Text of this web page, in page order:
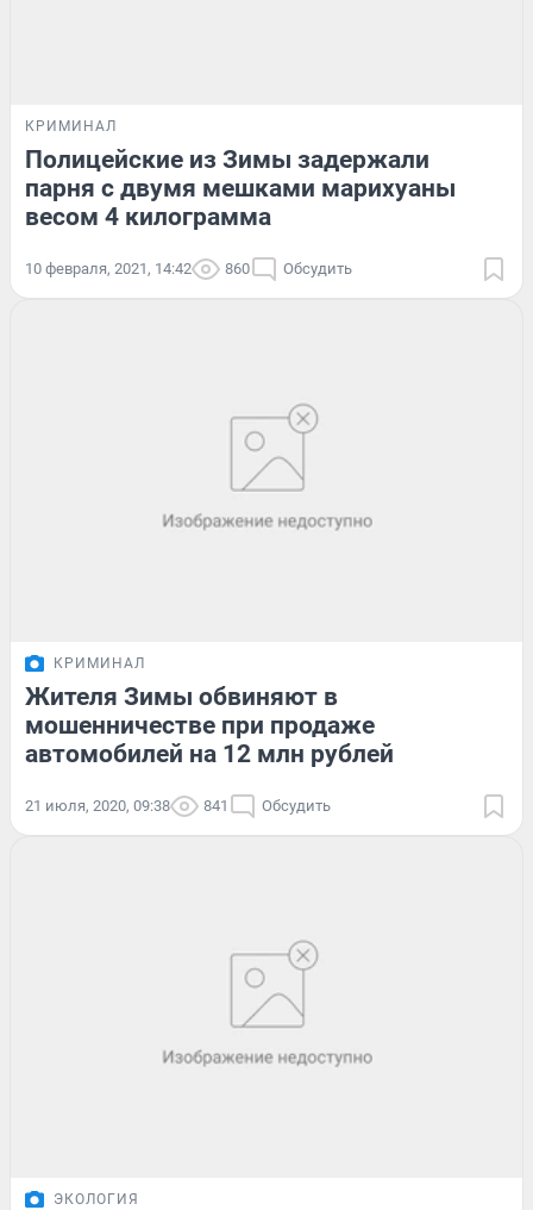
КРИМИНАЛ
Полицейские из Зимы задержали
парня с двумя мешками марихуаны
весом 4 килограмма
10 февраля, 2021, 14:42 860 Обсудить
КРИМИНАЛ
Жителя Зимы обвиняют в
мошенничестве при продаже
автомобилей на 12 млн рублей
21 июля, 2020, 09:38 841 Обсудить
ЭКОЛОГИЯ